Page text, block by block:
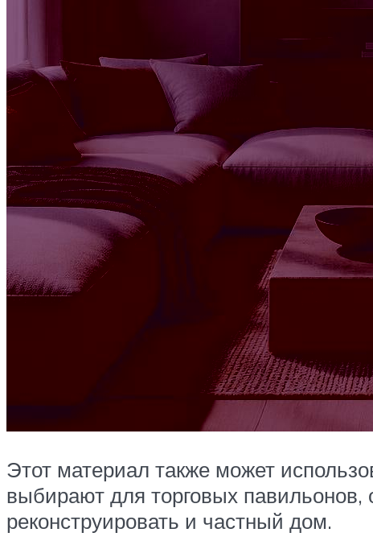
Этот материал также может
выбирают для торговых
реконструировать и частный дом.